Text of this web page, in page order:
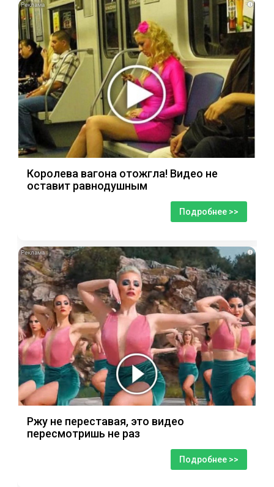
i
Королева вагона отожгла! Видео не
оставит равнодушным
Подробнее >>
i
Ржу не переставая, это видео
пересмотришь не раз
Подробнее >>